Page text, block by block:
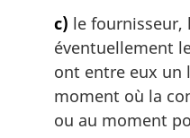
c) le fournisseur,
éventuellement
ont entre eux un
moment où la
ou au moment